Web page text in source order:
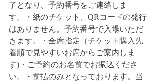
了となり、予約番号をご連絡しま
す。・紙のチケット、QRコードの発行
はありません。予約番号で入場いただ
きます。・全席指定（チケット購入先
着順で見やすいお席からご案内しま
す)・ご予約のお名前でお振込くださ
い。・前払のみとなっております。当